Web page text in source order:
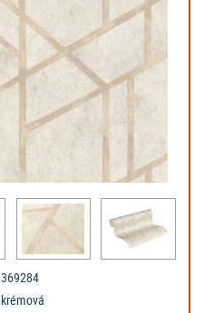
369284
krémová